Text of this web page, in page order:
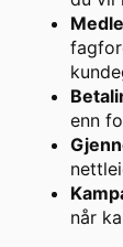
enn
når